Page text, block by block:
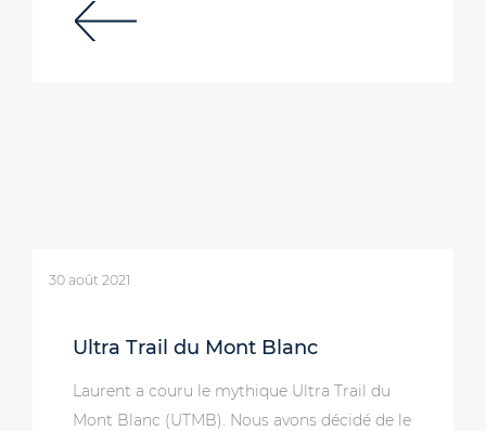
30 août 2021
Ultra Trail du Mont Blanc
Laurent a couru le mythique Ultra Trail du
Mont Blanc (UTMB). Nous avons décidé de le